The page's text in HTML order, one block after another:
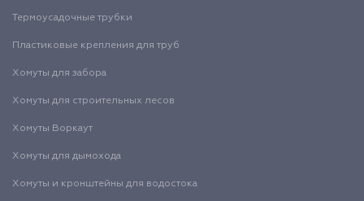
Термоусадочные трубки
Пластиковые крепления для труб
Хомуты для забора
Хомуты для строительных лесов
Хомуты Воркаут
Хомуты для дымохода
Хомуты и кронштейны для водостока